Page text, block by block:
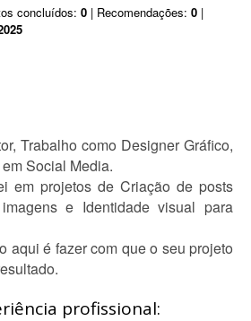
concluídos: 0 | Recomendações: 0 |
Trabalho como Designer Gráfico,
Social Media.
em projetos de Criação de posts
e Identidade visual para
aqui é fazer com que o seu projeto
profissional: